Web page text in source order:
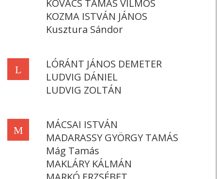
KOVÁCS TAMÁS VILMOS
KOZMA ISTVÁN JÁNOS
Kusztura Sándor
L
LÓRÁNT JÁNOS DEMETER
LUDVIG DÁNIEL
LUDVIG ZOLTÁN
M
MÁCSAI ISTVÁN
MADARASSY GYÖRGY TAMÁS
Mág Tamás
MAKLÁRY KÁLMÁN